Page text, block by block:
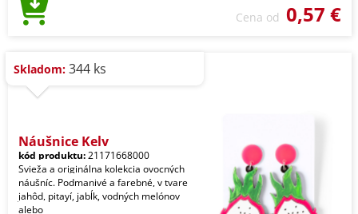
Cena od 0,57 €
Skladom: 344 ks
Náušnice Kely
kód produktu:21171668000
Svieža a originálna kolekcia ovocných
náušníc. Podmanivé a farebné, v tvare
jahôd, pitayí, jabĺk, vodných melónov
alebo